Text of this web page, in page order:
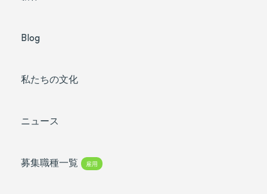
Blog
私たちの文化
ニュース
募集職種一覧 雇用